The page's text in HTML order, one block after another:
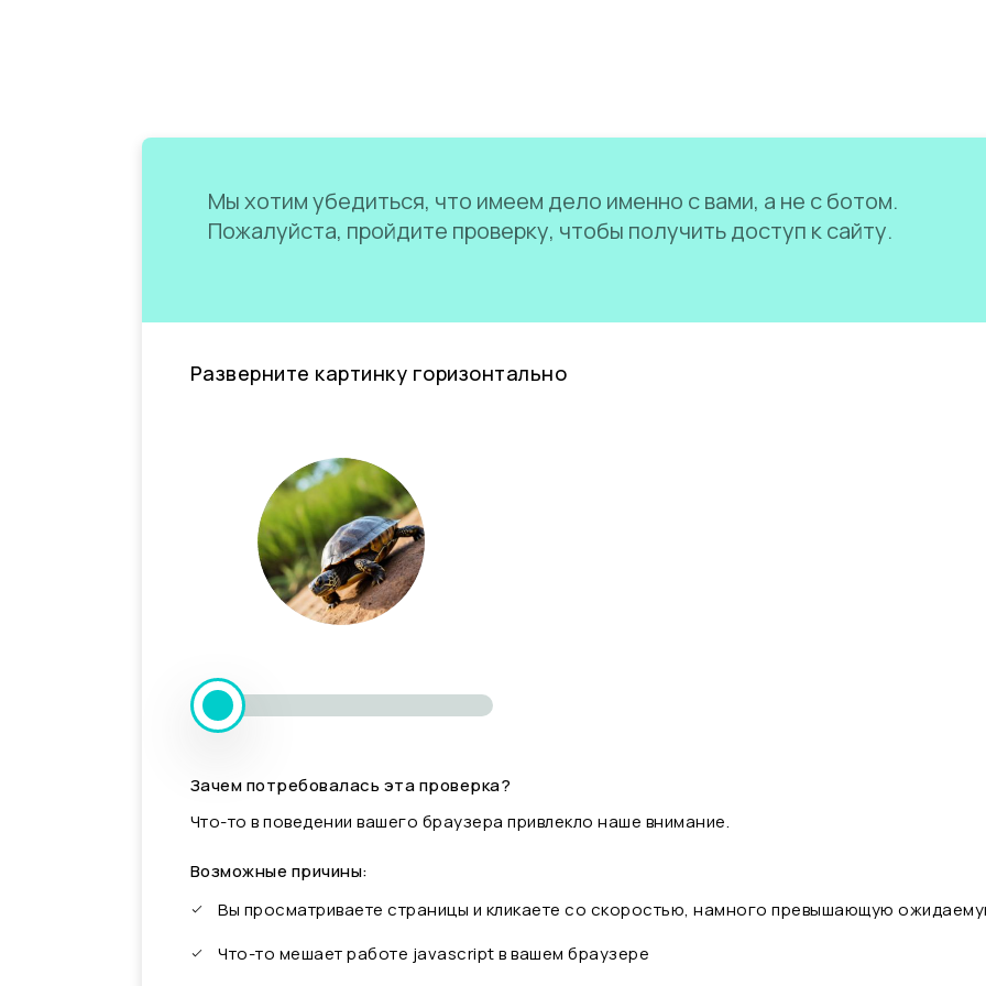
Мы хотим убедиться, что имеем дело именно с вами, а не с ботом.
Пожалуйста, пройдите проверку, чтобы получить доступ к сайту.
Разверните картинку горизонтально
Зачем потребовалась эта проверка?
Что-то в поведении вашего браузера привлекло наше внимание.
Возможные причины:
Вы просматриваете страницы и кликаете со скоростью, намного превышающую
Что-то мешает работе javascript в вашем браузере